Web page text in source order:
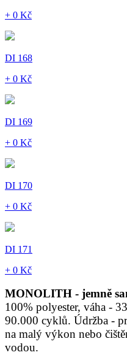
+ 0 Kč
DI 168
+ 0 Kč
DI 169
+ 0 Kč
DI 170
+ 0 Kč
DI 171
+ 0 Kč
MONOLITH - jemně
100% polyester, váha -
90.000 cyklů. Údržba -
na malý výkon nebo
vodou.